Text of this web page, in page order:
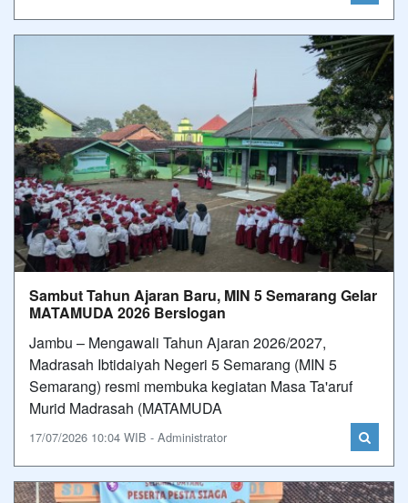
Sambut Tahun Ajaran Baru, MIN 5 Semarang Gelar
MATAMUDA 2026 Berslogan
Jambu – Mengawali Tahun Ajaran 2026/2027,
Madrasah Ibtidaiyah Negeri 5 Semarang (MIN 5
Semarang) resmi membuka kegiatan Masa Ta'aruf
Murid Madrasah (MATAMUDA
17/07/2026 10:04 WIB - Administrator